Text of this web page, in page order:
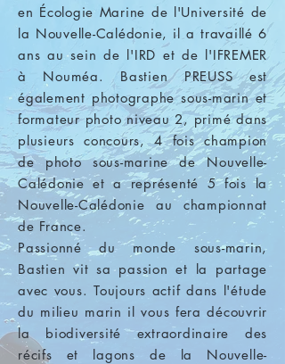
en Écologie Marine de l'Université de
la Nouvelle-Calédonie, il a travaillé 6
ans au sein de l'IRD et de l'IFREMER
à Nouméa. Bastien PREUSS est
également photographe sous-marin et
formateur photo niveau 2, primé dans
plusieurs concours, 4 fois champion
de photo sous-marine de Nouvelle-
Calédonie et a représenté 5 fois la
Nouvelle-Calédonie au championnat
de France.
Passionné du monde sous-marin,
Bastien vit sa passion et la partage
avec vous. Toujours actif dans l'étude
du milieu marin il vous fera découvrir
la biodiversité extraordinaire des
récifs et lagons de la Nouvelle-